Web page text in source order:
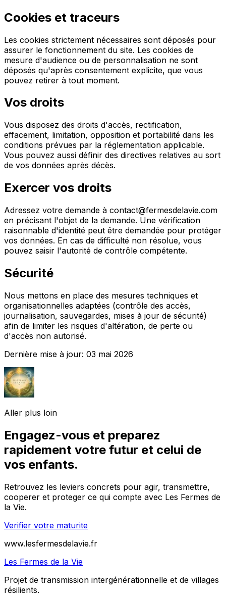
Cookies et traceurs
Les cookies strictement nécessaires sont déposés pour
assurer le fonctionnement du site. Les cookies de
mesure d'audience ou de personnalisation ne sont
déposés qu'après consentement explicite, que vous
pouvez retirer à tout moment.
Vos droits
Vous disposez des droits d'accès, rectification,
effacement, limitation, opposition et portabilité dans les
conditions prévues par la réglementation applicable.
Vous pouvez aussi définir des directives relatives au sort
de vos données après décès.
Exercer vos droits
Adressez votre demande à contact@fermesdelavie.com
en précisant l'objet de la demande. Une vérification
raisonnable d'identité peut être demandée pour protéger
vos données. En cas de difficulté non résolue, vous
pouvez saisir l'autorité de contrôle compétente.
Sécurité
Nous mettons en place des mesures techniques et
organisationnelles adaptées (contrôle des accès,
journalisation, sauvegardes, mises à jour de sécurité)
afin de limiter les risques d'altération, de perte ou
d'accès non autorisé.
Dernière mise à jour: 03 mai 2026
Aller plus loin
Engagez-vous et preparez
rapidement votre futur et celui de
vos enfants.
Retrouvez les leviers concrets pour agir, transmettre,
cooperer et proteger ce qui compte avec Les Fermes de
la Vie.
Verifier votre maturite
www.lesfermesdelavie.fr
Les Fermes de la Vie
Projet de transmission intergénérationnelle et de villages
résilients.